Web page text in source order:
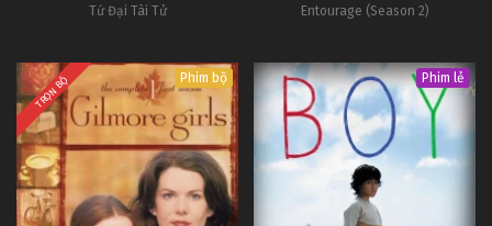
Tứ Đại Tài Tử Entourage (Season 2)
TRỌN BỘ Phim bộ Phim lẻ